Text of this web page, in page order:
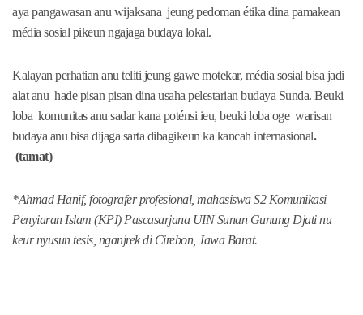
aya pangawasan anu wijaksana jeung pedoman étika dina pamakean
média sosial pikeun ngajaga budaya lokal.
Kalayan perhatian anu teliti jeung gawe motekar, média sosial bisa jadi
alat anu hade pisan pisan dina usaha pelestarian budaya Sunda. Beuki
loba komunitas anu sadar kana poténsi ieu, beuki loba oge warisan
budaya anu bisa dijaga sarta dibagikeun ka kancah internasional.
(tamat)
*Ahmad Hanif, fotografer profesional, mahasiswa S2 Komunikasi
Penyiaran Islam (KPI) Pascasarjana UIN Sunan Gunung Djati nu
keur nyusun tesis, nganjrek di Cirebon, Jawa Barat.